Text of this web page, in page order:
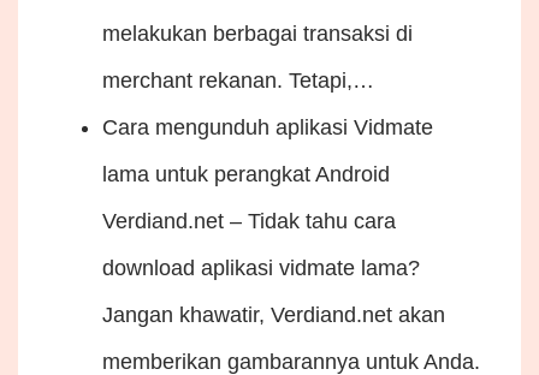
melakukan berbagai transaksi di
merchant rekanan. Tetapi,…
Cara mengunduh aplikasi Vidmate
lama untuk perangkat Android
Verdiand.net – Tidak tahu cara
download aplikasi vidmate lama?
Jangan khawatir, Verdiand.net akan
memberikan gambarannya untuk Anda.